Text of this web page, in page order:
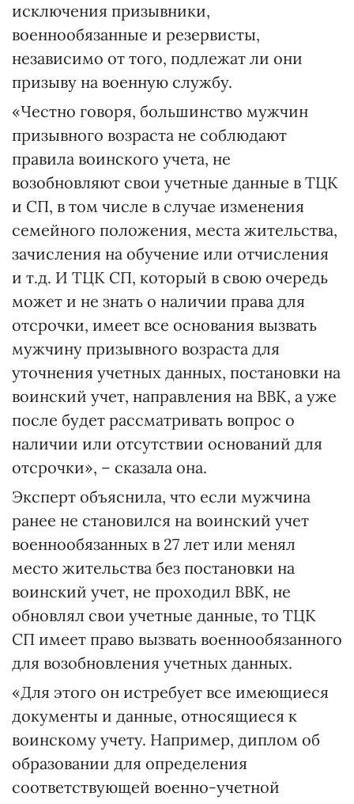
исключения призывники,
военнообязанные и резервисты,
независимо от того, подлежат ли они
призыву на военную службу.
«Честно говоря, большинство мужчин
призывного возраста не соблюдают
правила воинского учета, не
возобновляют свои учетные данные в ТЦК
и СП, в том числе в случае изменения
семейного положения, места жительства,
зачисления на обучение или отчисления
и т.д. И ТЦК СП, который в свою очередь
может и не знать о наличии права для
отсрочки, имеет все основания вызвать
мужчину призывного возраста для
уточнения учетных данных, постановки на
воинский учет, направления на ВВК, а уже
после будет рассматривать вопрос о
наличии или отсутствии оснований для
отсрочки», – сказала она.
Эксперт объяснила, что если мужчина
ранее не становился на воинский учет
военнообязанных в 27 лет или менял
место жительства без постановки на
воинский учет, не проходил ВВК, не
обновлял свои учетные данные, то ТЦК
СП имеет право вызвать военнообязанного
для возобновления учетных данных.
«Для этого он истребует все имеющиеся
документы и данные, относящиеся к
воинскому учету. Например, диплом об
образовании для определения
соответствующей военно-учетной